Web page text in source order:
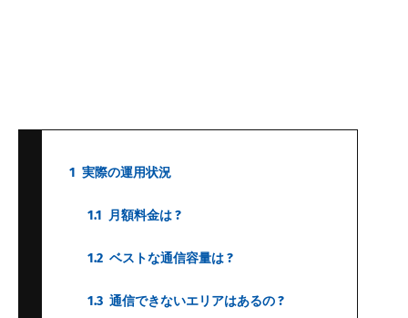
1 実際の運用状況
1.1 月額料金は ?
1.2 ベストな通信容量は ?
1.3 通信できないエリアはあるの ?